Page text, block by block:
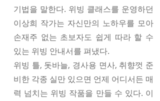
기법을 말한다. 위빙 클래스를 운영하던
이상희 작가는 자신만의 노하우를 모아
손재주 없는 초보자도 쉽게 따라 할 수
있는 위빙 안내서를 펴냈다.
위빙 틀, 돗바늘, 경사용 면사, 취향껏 준
비한 각종 실만 있으면 언제 어디서든 매
력 넘치는 위빙 작품을 만들 수 있다. 이